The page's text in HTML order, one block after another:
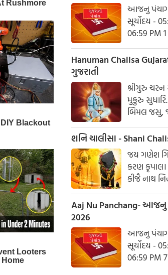
આજનુ
સૂર્યોદય - 05:49 AM
06:59 PM
શનિવાર આષાઢ વદ ત્રિજ- વિક્રમ
સંવત 2082
Hanuman Chalisa Gujarati - હનુમાન
ગુજરાતી
શ્રીગુરુ
મુકુરુ
બિમલ જસુ,
બુદ્ધિહીન
કુમાર. બલ
હરહુ કલેસ
શનિ ચાલીસા -
જય ગણેશ
કરણ કૃપાલ। દીનન કે દુખ દૂર કરિ,
કીજૈ નાથ નિહાલ॥
શનિદેવ
કરહુ કૃપા હે
Aaj Nu Panchang- આજનુ પંચાગ
2026
આજનુ પંચાગ - 7 ઓગસ્ટ
સૂર્યોદય - 05:49 AM
06:59 PM